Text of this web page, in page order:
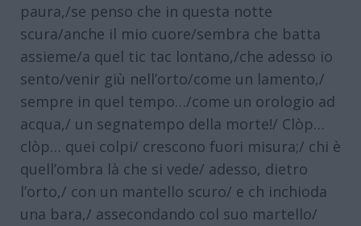
paura,/se penso che in questa notte
scura/anche il mio cuore/sembra che batta
assieme/a quel tic tac lontano,/che adesso io
sento/venir giù nell’orto/come un lamento,/
sempre in quel tempo…/come un orologio ad
acqua,/ un segnatempo della morte!/ Clòp…
clòp… quei colpi/ crescono fuori misura;/ chi è
quell’ombra là che si vede/ adesso, dietro
l’orto,/ con un mantello scuro/ e ch inchioda
una bara,/ assecondando col suo martello/